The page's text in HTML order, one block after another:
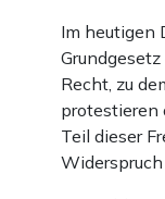
Im heutigen
Recht, zu
protestieren
Teil dieser